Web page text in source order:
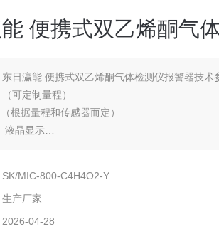
便携式双乙烯酮气
东日瀛能 便携式双乙烯酮气体检测仪报警器技术
可定制量程）
根据量程和传感器而定）
液晶显示
（F.S）
温度-20 ℃ ~ +70 ℃；相对温度 ≤ 95% RH （非
228*80*50mm；500g
SK/MIC-800-C4H4O2-Y
生产厂家
2026-04-28